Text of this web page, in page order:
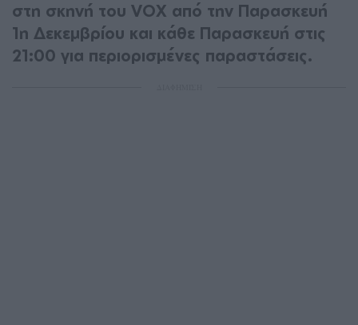
στη σκηνή του VOX από την Παρασκευή
1η Δεκεμβρίου και κάθε Παρασκευή στις
21:00 για περιορισμένες παραστάσεις.